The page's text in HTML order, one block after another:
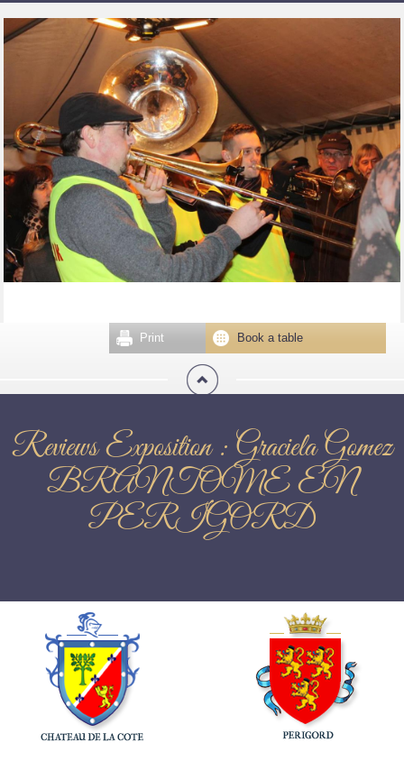
Book a table
Print
Reviews Exposition : Graciela Gomez
BRANTOME EN
PERIGORD